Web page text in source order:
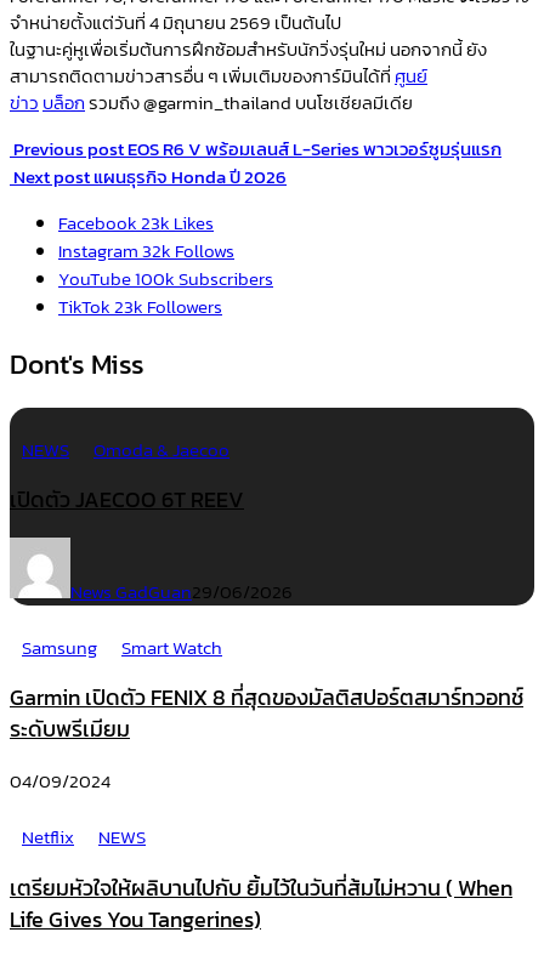
จำหน่ายตั้งแต่วันที่4มิถุนายน2569 เป็นต้นไป
ในฐานะคู่หูเพื่อเริ่มต้นการฝึกซ้อมสำหรับนักวิ่งรุ่นใหม่ นอกจากนี้ ยัง
สามารถติดตามข่าวสารอื่น ๆ เพิ่มเติมของการ์มินได้ที่ ศูนย์
ข่าว บล็อกรวมถึง@garmin_thailand บนโซเชียลมีเดีย
Previous postEOS R6 V พร้อมเลนส์ L-Series พาวเวอร์ซูมรุ่นแรก
Next postแผนธุรกิจ Honda ปี 2026
Facebook23k Likes
Instagram32k Follows
YouTube100kSubscribers
TikTok23k Followers
Dont's Miss
NEWS Omoda & Jaecoo
เปิดตัว JAECOO 6T REEV
News GadGuan29/06/2026
Samsung
Smart Watch
Garmin เปิดตัว FENIX 8 ที่สุดของมัลติสปอร์ตสมาร์ทวอทช์
ระดับพรีเมียม
04/09/2024
Netflix
NEWS
เตรียมหัวใจให้ผลิบานไปกับ ยิ้มไว้ในวันที่ส้มไม่หวาน ( When
Life Gives You Tangerines)